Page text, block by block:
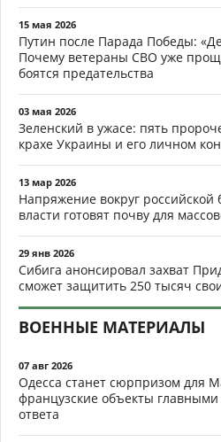
15 мая 2026
Путин после Парада Победы:
Почему ветераны СВО уже
боятся предательства
03 мая 2026
Зеленский в ужасе: пять
крахе Украины и его личном
13 мар 2026
Напряжение вокруг
власти готовят почву для
29 янв 2026
Сибига анонсировал захват
сможет защитить 250 тысяч
ВОЕННЫЕ МАТЕРИАЛЫ
07 авг 2026
Одесса станет сюрпризом для
французские объекты
ответа